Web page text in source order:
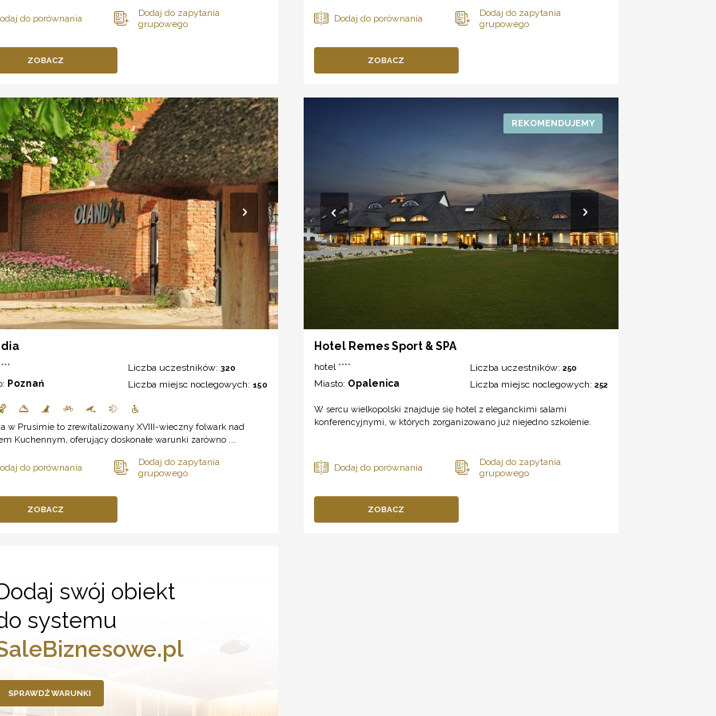
ZOBACZ ZOBACZ
Poznań
Liczba uczestników:320
Liczba miejsc noclegowych:150
w Prusimie to zrewitalizowany XVIII-wieczny folwark nad
Kuchennym, oferujący doskonałe warunki zarówno ...
ZOBACZ
Hotel Remes Sport & SPA
hotel ****
Miasto: Opalenica
Liczba uczestników: 250
Liczba miejsc noclegowych: 252
W sercu wielkopolski znajduje się hotel z eleganckimi salami
konferencyjnymi, w których zorganizowano już niejedno szkolenie.
ZOBACZ
swój obiekt
systemu
SPRAWDŹ WARUNKI